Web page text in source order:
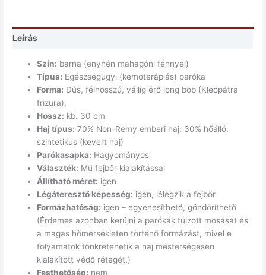
Leírás
Szín: barna (enyhén mahagóni fénnyel)
Típus: Egészségügyi (kemoterápiás) paróka
Forma: Dús, félhosszú, vállig érő long bob (Kleopátra
frizura).
Hossz: kb. 30 cm
Haj típus: 70% Non-Remy emberi haj; 30% hőálló,
szintetikus (kevert haj)
Parókasapka: Hagyományos
Választék: Mű fejbőr kialakítással
Állítható méret: igen
Légáteresztő képesség: igen, lélegzik a fejbőr
Formázhatóság: igen – egyenesíthető, göndöríthető
(Érdemes azonban kerülni a parókák túlzott mosását és
a magas hőmérsékleten történő formázást, mivel e
folyamatok tönkretehetik a haj mesterségesen
kialakított védő rétegét.)
Festhetőség: nem